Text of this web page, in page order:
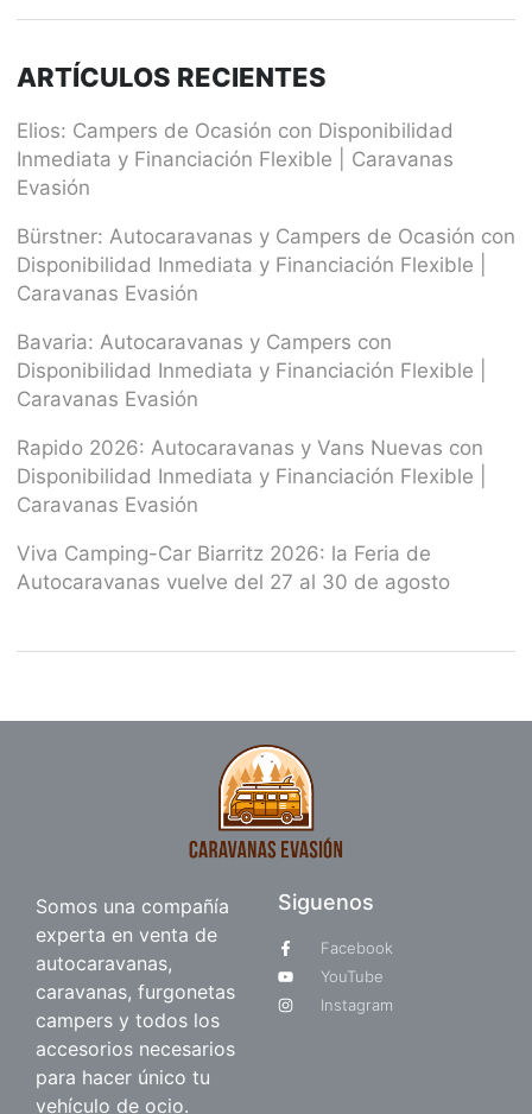
ARTÍCULOS RECIENTES
Elios: Campers de Ocasión con Disponibilidad
Inmediata y Financiación Flexible | Caravanas
Evasión
Bürstner: Autocaravanas y Campers de Ocasión con
Disponibilidad Inmediata y Financiación Flexible |
Caravanas Evasión
Bavaria: Autocaravanas y Campers con
Disponibilidad Inmediata y Financiación Flexible |
Caravanas Evasión
Rapido 2026: Autocaravanas y Vans Nuevas con
Disponibilidad Inmediata y Financiación Flexible |
Caravanas Evasión
Viva Camping-Car Biarritz 2026: la Feria de
Autocaravanas vuelve del 27 al 30 de agosto
Somos una compañía
experta en venta de
autocaravanas,
caravanas, furgonetas
campers y todos los
accesorios necesarios
para hacer único tu
vehículo de ocio.
Siguenos
Facebook
YouTube
Instagram